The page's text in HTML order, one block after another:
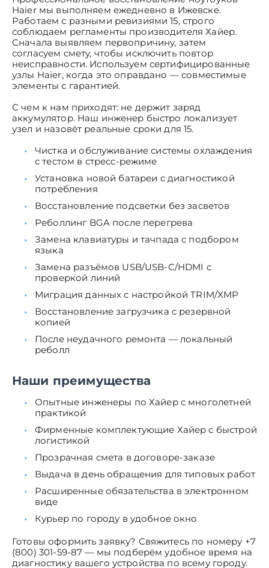
Haier мы выполняем ежедневно в Ижевске.
Работаем с разными ревизиями 15, строго
соблюдаем регламенты производителя Хайер.
Сначала выявляем первопричину, затем
согласуем смету, чтобы исключить повтор
неисправности. Используем сертифицированные
узлы Haier, когда это оправдано — совместимые
элементы с гарантией.
С чем к нам приходят: не держит заряд
аккумулятор. Наш инженер быстро локализует
узел и назовёт реальные сроки для 15.
Чистка и обслуживание системы охлаждения
с тестом в стресс-режиме
Установка новой батареи с диагностикой
потребления
Восстановление подсветки без засветов
Реболлинг BGA после перегрева
Замена клавиатуры и тачпада с подбором
языка
Замена разъёмов USB/USB-C/HDMI с
проверкой линий
Миграция данных с настройкой TRIM/XMP
Восстановление загрузчика с резервной
копией
После неудачного ремонта — локальный
реболл
Наши преимущества
Опытные инженеры по Хайер с многолетней
практикой
Фирменные комплектующие Хайер с быстрой
логистикой
Прозрачная смета в договоре-заказе
Выдача в день обращения для типовых работ
Расширенные обязательства в электронном
виде
Курьер по городу в удобное окно
Готовы оформить заявку? Свяжитесь по номеру +7
(800) 301-59-87 — мы подберём удобное время на
диагностику вашего устройства по всему городу.